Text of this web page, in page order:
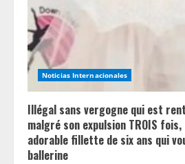
i
n
g Noticias Internacionales
Illégal sans vergogne qui est
malgré son expulsion TROIS
adorable fillette de six ans qui
ballerine